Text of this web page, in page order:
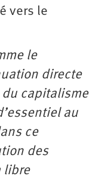
vers le
le
directe
capitalisme
au
ce
des
libre